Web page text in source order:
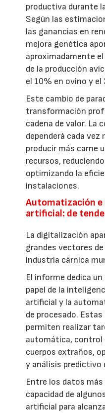
productiva durante
Según las
las ganancias en
mejora genética
aproximadamente
de la producción
el 10% en ovino y el
Este cambio de
transformación
cadena de valor. La
dependerá cada vez
producir más carne
recursos,
optimizando la
instalaciones.
Automatización
artificial: de
La digitalización
grandes vectores
industria cárnica
El informe dedica
papel de la
artificial y la
de procesado.
permiten realizar
automática, control
cuerpos extraños,
y análisis predictivo
Entre los datos
capacidad de
artificial para